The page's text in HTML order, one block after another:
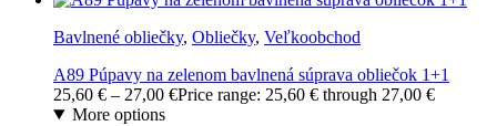
Bavlnené obliečky, Obliečky, Veľkoobchod
A89 Púpavy na zelenom bavlnená súprava obliečok 1+1
25,60 € – 27,00 €Price range: 25,60 € through 27,00 €
More options